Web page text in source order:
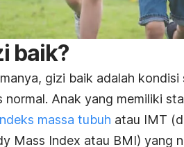
baik?
gizi baik adalah
normal. Anak yang memiliki
massa tubuh atau IMT
Mass Index atau BMI) yang